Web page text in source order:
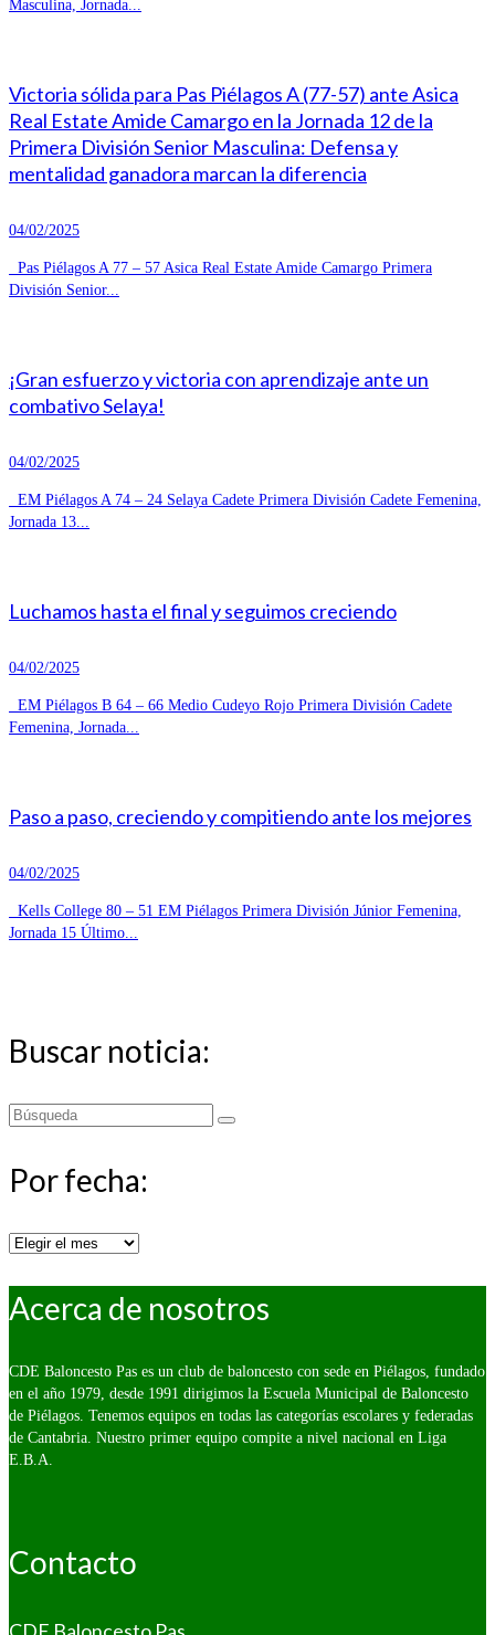
Masculina, Jornada...
Victoria sólida para Pas Piélagos A (77-57) ante Asica
Real Estate Amide Camargo en la Jornada 12 de la
Primera División Senior Masculina: Defensa y
mentalidad ganadora marcan la diferencia
04/02/2025
Pas Piélagos A 77 – 57 Asica Real Estate Amide Camargo Primera
División Senior...
¡Gran esfuerzo y victoria con aprendizaje ante un
combativo Selaya!
04/02/2025
EM Piélagos A 74 – 24 Selaya Cadete Primera División Cadete Femenina,
Jornada 13...
Luchamos hasta el final y seguimos creciendo
04/02/2025
EM Piélagos B 64 – 66 Medio Cudeyo Rojo Primera División Cadete
Femenina, Jornada...
Paso a paso, creciendo y compitiendo ante los mejores
04/02/2025
Kells College 80 – 51 EM Piélagos Primera División Júnior Femenina,
Jornada 15 Último...
Buscar noticia:
Buscar
Por fecha:
Por
Acerca de nosotros
CDE Baloncesto Pas es un club de baloncesto con sede en Piélagos, fundado
en el año 1979, desde 1991 dirigimos la Escuela Municipal de Baloncesto
de Piélagos. Tenemos equipos en todas las categorías escolares y federadas
de Cantabria. Nuestro primer equipo compite a nivel nacional en Liga
E.B.A.
Contacto